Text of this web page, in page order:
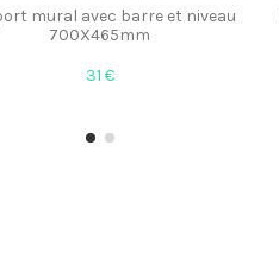
mural avec barre et niveau
700X465mm
31 €